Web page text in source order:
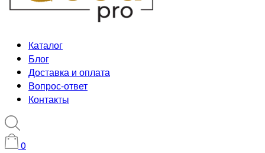
Каталог
Блог
Доставка и оплата
Вопрос-ответ
Контакты
0